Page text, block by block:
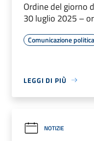
Ordine del giorno
30 luglio 2025 –
Comunicazione politica
LEGGI DI PIÙ
NOTIZIE